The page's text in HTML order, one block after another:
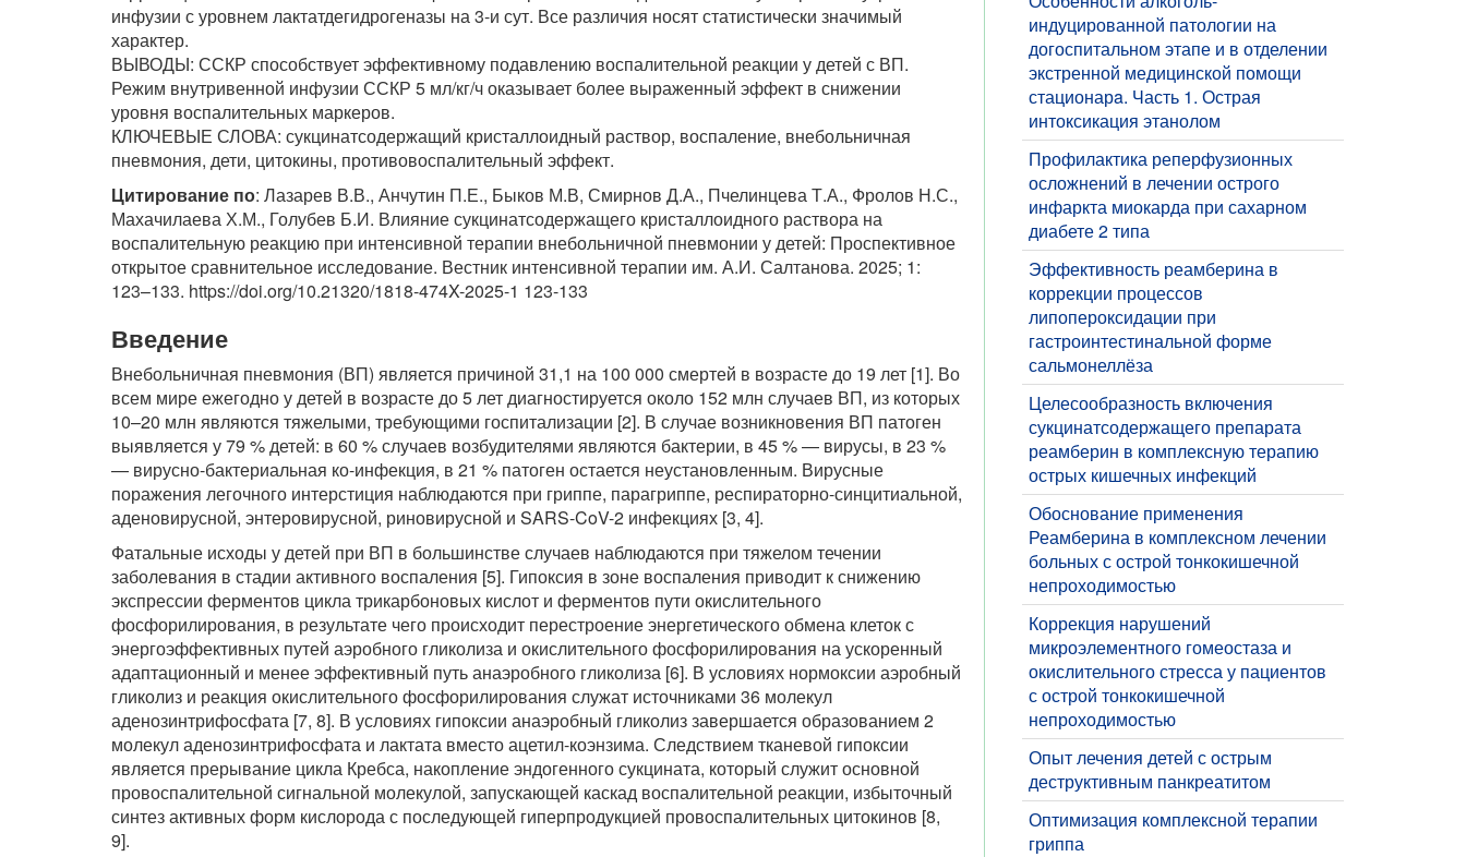
инфузии с уровнем лактатдегидрогеназы на 3-и сут. Все различия носят статистически значимый
характер.
ВЫВОДЫ: ССКР способствует эффективному подавлению воспалительной реакции у детей с ВП.
Режим внутривенной инфузии ССКР 5 мл/кг/ч оказывает более выраженный эффект в снижении
уровня воспалительных маркеров.
КЛЮЧЕВЫЕ СЛОВА: сукцинатсодержащий кристаллоидный раствор, воспаление, внебольничная
пневмония, дети, цитокины, противовоспалительный эффект.
Цитирование по: Лазарев В.В., Анчутин П.Е., Быков М.В, Смирнов Д.А., Пчелинцева Т.А., Фролов Н.С.,
Махачилаева Х.М., Голубев Б.И. Влияние сукцинатсодержащего кристаллоидного раствора на
воспалительную реакцию при интенсивной терапии внебольничной пневмонии у детей: Проспективное
открытое сравнительное исследование. Вестник интенсивной терапии им. А.И. Салтанова. 2025; 1:
123–133. https://doi.org/10.21320/1818-474X-2025-1 123-133
Введение
Внебольничная пневмония (ВП) является причиной 31,1 на 100 000 смертей в возрасте до 19 лет [1]. Во
всем мире ежегодно у детей в возрасте до 5 лет диагностируется около 152 млн случаев ВП, из которых
10–20 млн являются тяжелыми, требующими госпитализации [2]. В случае возникновения ВП патоген
выявляется у 79 % детей: в 60 % случаев возбудителями являются бактерии, в 45 % — вирусы, в 23 %
— вирусно-бактериальная ко-инфекция, в 21 % патоген остается неустановленным. Вирусные
поражения легочного интерстиция наблюдаются при гриппе, парагриппе, респираторно-синцитиальной,
аденовирусной, энтеровирусной, риновирусной и SARS-CoV-2 инфекциях [3, 4].
Фатальные исходы у детей при ВП в большинстве случаев наблюдаются при тяжелом течении
заболевания в стадии активного воспаления [5]. Гипоксия в зоне воспаления приводит к снижению
экспрессии ферментов цикла трикарбоновых кислот и ферментов пути окислительного
фосфорилирования, в результате чего происходит перестроение энергетического обмена клеток с
энергоэффективных путей аэробного гликолиза и окислительного фосфорилирования на ускоренный
адаптационный и менее эффективный путь анаэробного гликолиза [6]. В условиях нормоксии аэробный
гликолиз и реакция окислительного фосфорилирования служат источниками 36 молекул
аденозинтрифосфата [7, 8]. В условиях гипоксии анаэробный гликолиз завершается образованием 2
молекул аденозинтрифосфата и лактата вместо ацетил-коэнзима. Следствием тканевой гипоксии
является прерывание цикла Кребса, накопление эндогенного сукцината, который служит основной
провоспалительной сигнальной молекулой, запускающей каскад воспалительной реакции, избыточный
синтез активных форм кислорода с последующей гиперпродукцией провоспалительных цитокинов [8,
9].
индуцированной патологии на
догоспитальном этапе и в отделении
экстренной медицинской помощи
стационарa. Часть 1. Острая
интоксикация этанолом
Профилактика реперфузионных
осложнений в лечении острого
инфаркта миокарда при сахарном
диабете 2 типа
Эффективность реамберина в
коррекции процессов
липопероксидации при
гастроинтестинальной форме
сальмонеллёза
Целесообразность включения
сукцинатсодержащего препарата
реамберин в комплексную терапию
острых кишечных инфекций
Обоснование применения
Реамберина в комплексном лечении
больных с острой тонкокишечной
непроходимостью
Коррекция нарушений
микроэлементного гомеостаза и
окислительного стресса у пациентов
с острой тонкокишечной
непроходимостью
Опыт лечения детей с острым
деструктивным панкреатитом
Оптимизация комплексной терапии
гриппа